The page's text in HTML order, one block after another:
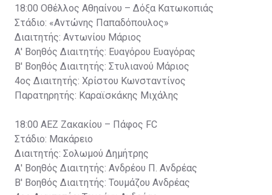
18:00 Οθέλλος Αθηαίνου – Δόξα Κατωκοπιάς
Στάδιο: «Αντώνης Παπαδόπουλος»
Διαιτητής: Αντωνίου Μάριος
Α' Βοηθός Διαιτητής: Ευαγόρου Ευαγόρας
Β' Βοηθός Διαιτητής: Στυλιανού Μάριος
4ος Διαιτητής: Χρίστου Κωνσταντίνος
Παρατηρητής: Καραϊσκάκης Μιχάλης
18:00 ΑΕΖ Ζακακίου – Πάφος FC
Στάδιο: Μακάρειο
Διαιτητής: Σολωμού Δημήτρης
Α' Βοηθός Διαιτητής: Ανδρέου Π. Ανδρέας
Β' Βοηθός Διαιτητής: Τουμάζου Ανδρέας